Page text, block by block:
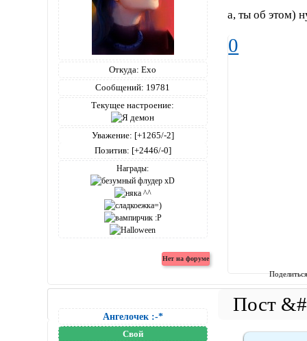
Откуда: Ехо
Сообщений: 19781
Текущее настроение:
Уважение: [+1265/-2]
Позитив: [+2446/-0]
Награды:
а, ты об этом)
0
Ангелочек :-*
Свой